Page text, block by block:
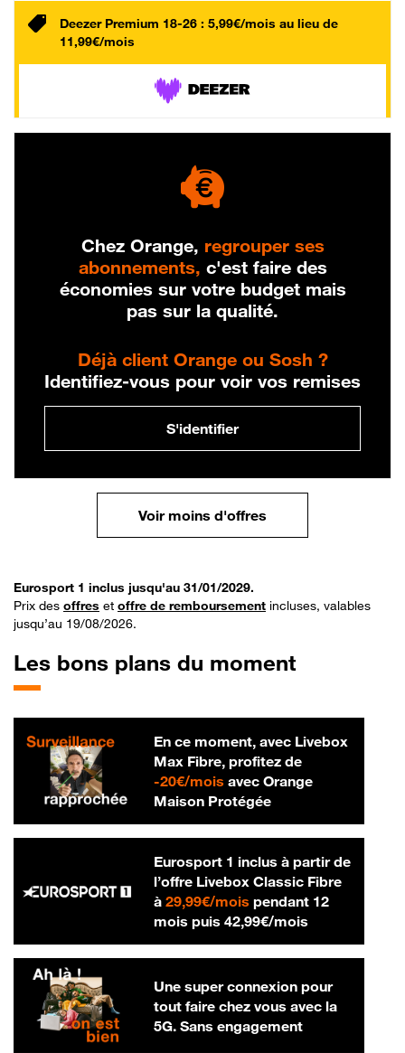
Deezer Premium 18-26 : 5,99€/mois au lieu de
11,99€/mois
Chez Orange, regrouper ses
abonnements, c'est faire des
économies sur votre budget mais
pas sur la qualité.
Déjà client Orange ou Sosh ?
Identifiez-vous pour voir vos remises
S'identifier
Voir moins d'offres
Eurosport 1 inclus jusqu'au 31/01/2029.
Prix des offres et offre de remboursement incluses, valables
jusqu’au 19/08/2026.
Les bons plans du moment
En ce moment, avec Livebox
Max Fibre, profitez de
-20€/mois20 € par mois
avec Orange
Maison Protégée
Eurosport 1 inclus à partir de
l’offre Livebox Classic Fibre
à 29,99€/mois29,99 € par mois
pendant 12
mois puis 42,99€/mois42,99 € par
Une super connexion pour
tout faire chez vous avec la
5G. Sans engagement